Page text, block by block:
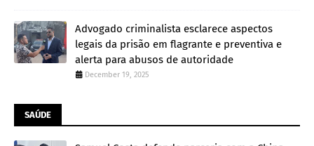
Advogado criminalista esclarece aspectos
legais da prisão em flagrante e preventiva e
alerta para abusos de autoridade
December 19, 2025
SAÚDE